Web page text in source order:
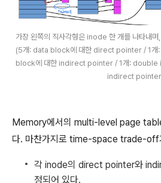
가장 왼쪽의 직사각형은 inode 한 개를 나타내
(5개: data block에 대한 direct pointer / 1개
block에 대한 indirect pointer / 1개:
indirect pointer
Memory에서의 multi-level page
다. 마찬가지로 time-space trade-off
각 inode의 direct pointer와
정되어 있다.